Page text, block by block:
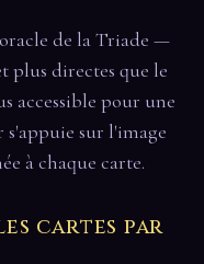
de la Triade —
plus directes que le
accessible pour une
sur l'image
à chaque carte.
cartes par